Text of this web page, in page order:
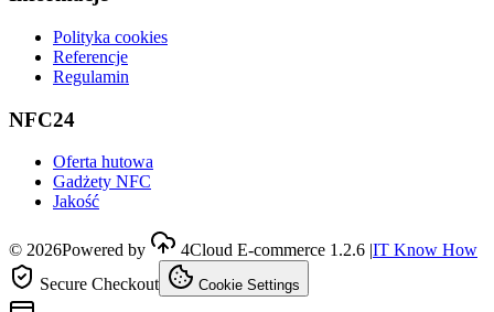
Polityka cookies
Referencje
Regulamin
NFC24
Oferta hutowa
Gadżety NFC
Jakość
© 2026Powered by 4Cloud E-commerce 1.2.6 |IT Know How
Secure Checkout
Cookie Settings